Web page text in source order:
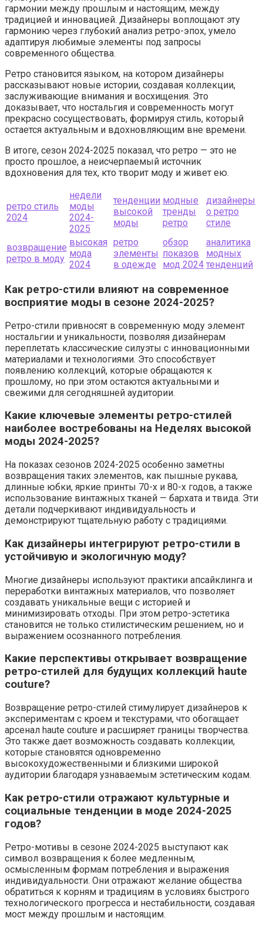
гармонии между прошлым и настоящим, между
традицией и инновацией. Дизайнеры воплощают эту
гармонию через глубокий анализ ретро-эпох, умело
адаптируя любимые элементы под запросы
современного общества.
Ретро становится языком, на котором дизайнеры
рассказывают новые истории, создавая коллекции,
заслуживающие внимания и восхищения. Это
доказывает, что ностальгия и современность могут
прекрасно сосуществовать, формируя стиль, который
остается актуальным и вдохновляющим вне времени.
В итоге, сезон 2024-2025 показал, что ретро — это не
просто прошлое, а неисчерпаемый источник
вдохновения для тех, кто творит моду и живет ею.
ретро стиль
2024
недели
моды
2024-
2025
тенденции
высокой
моды
модные
тренды
ретро
дизайнеры
о ретро
стиле
возвращение
ретро в моду
высокая
мода
2024
ретро
элементы
в одежде
обзор
показов
мод 2024
аналитика
модных
тенденций
Как ретро-стили влияют на современное
восприятие моды в сезоне 2024-2025?
Ретро-стили привносят в современную моду элемент
ностальгии и уникальности, позволяя дизайнерам
переплетать классические силуэты с инновационными
материалами и технологиями. Это способствует
появлению коллекций, которые обращаются к
прошлому, но при этом остаются актуальными и
свежими для сегодняшней аудитории.
Какие ключевые элементы ретро-стилей
наиболее востребованы на Неделях высокой
моды 2024-2025?
На показах сезонов 2024-2025 особенно заметны
возвращения таких элементов, как пышные рукава,
длинные юбки, яркие принты 70-х и 80-х годов, а также
использование винтажных тканей — бархата и твида. Эти
детали подчеркивают индивидуальность и
демонстрируют тщательную работу с традициями.
Как дизайнеры интегрируют ретро-стили в
устойчивую и экологичную моду?
Многие дизайнеры используют практики апсайклинга и
переработки винтажных материалов, что позволяет
создавать уникальные вещи с историей и
минимизировать отходы. При этом ретро-эстетика
становится не только стилистическим решением, но и
выражением осознанного потребления.
Какие перспективы открывает возвращение
ретро-стилей для будущих коллекций haute
couture?
Возвращение ретро-стилей стимулирует дизайнеров к
экспериментам с кроем и текстурами, что обогащает
арсенал haute couture и расширяет границы творчества.
Это также дает возможность создавать коллекции,
которые становятся одновременно
высокохудожественными и близкими широкой
аудитории благодаря узнаваемым эстетическим кодам.
Как ретро-стили отражают культурные и
социальные тенденции в моде 2024-2025
годов?
Ретро-мотивы в сезоне 2024-2025 выступают как
символ возвращения к более медленным,
осмысленным формам потребления и выражения
индивидуальности. Они отражают желание общества
обратиться к корням и традициям в условиях быстрого
технологического прогресса и нестабильности, создавая
мост между прошлым и настоящим.